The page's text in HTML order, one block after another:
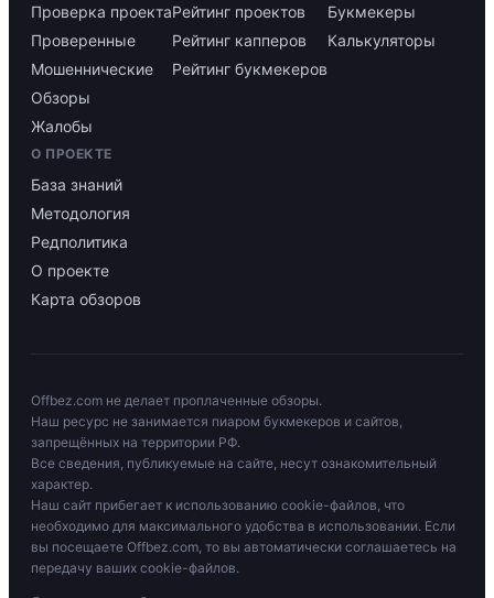
Проверка проекта
Проверенные
Мошеннические
Обзоры
Жалобы
Рейтинг проектов
Рейтинг капперов
Рейтинг букмекеров
Букмекеры
Калькуляторы
О ПРОЕКТЕ
База знаний
Методология
Редполитика
О проекте
Карта обзоров
Offbez.com не делает проплаченные обзоры.
Наш ресурс не занимается пиаром букмекеров и сайтов,
запрещённых на территории РФ.
Все сведения, публикуемые на сайте, несут ознакомительный
характер.
Наш сайт прибегает к использованию cookie-файлов, что
необходимо для максимального удобства в использовании. Если
вы посещаете Offbez.com, то вы автоматически соглашаетесь на
передачу ваших cookie-файлов.